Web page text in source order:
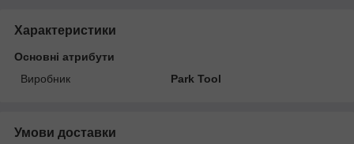
Характеристики
Основні атрибути
Виробник
Park Tool
Умови доставки